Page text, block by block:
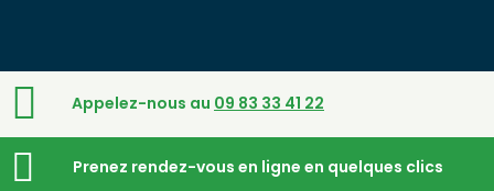
Appelez-nous au 09 83 33 41 22
Prenez rendez-vous en ligne en quelques clics